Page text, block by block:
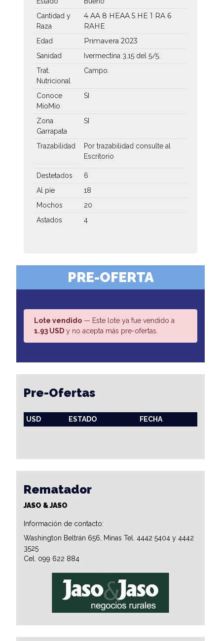
Cantidad y
Raza
4 AA 8 HEAA 5 HE 1 RA 6
RAHE
Edad Primavera 2023
Sanidad
Ivermectina 3,15 del 5/5.
Trat.
Nutricional
Campo.
Conoce
MíoMío
SI
Zona
Garrapata
SI
Trazabilidad
Por trazabilidad consulte al
Escritorio
Destetados
6
Al píe
18
Mochos
20
Astados
4
PRE-OFERTA
Lote vendido — Este lote ya fue vendido a
1.93 USD y no acepta más pre-ofertas.
Pre-Ofertas
USD ESTADO FECHA
Rematador
JASO & JASO
Información de contacto:
Washington Beltrán 656, Minas Tel. 4442 5404 y 4442
3525
Cel. 099 622 884